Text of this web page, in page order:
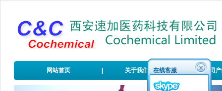
网站首页 关于我们 | 公司
在线客服